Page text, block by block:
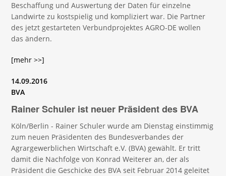
Beschaffung und Auswertung der Daten für einzelne
Landwirte zu kostspielig und kompliziert war. Die Partner
des jetzt gestarteten Verbundprojektes AGRO-DE wollen
das ändern.
[mehr >>]
14.09.2016
BVA
Rainer Schuler ist neuer Präsident des BVA
Köln/Berlin - Rainer Schuler wurde am Dienstag einstimmig
zum neuen Präsidenten des Bundesverbandes der
Agrargewerblichen Wirtschaft e.V. (BVA) gewählt. Er tritt
damit die Nachfolge von Konrad Weiterer an, der als
Präsident die Geschicke des BVA seit Februar 2014 geleitet